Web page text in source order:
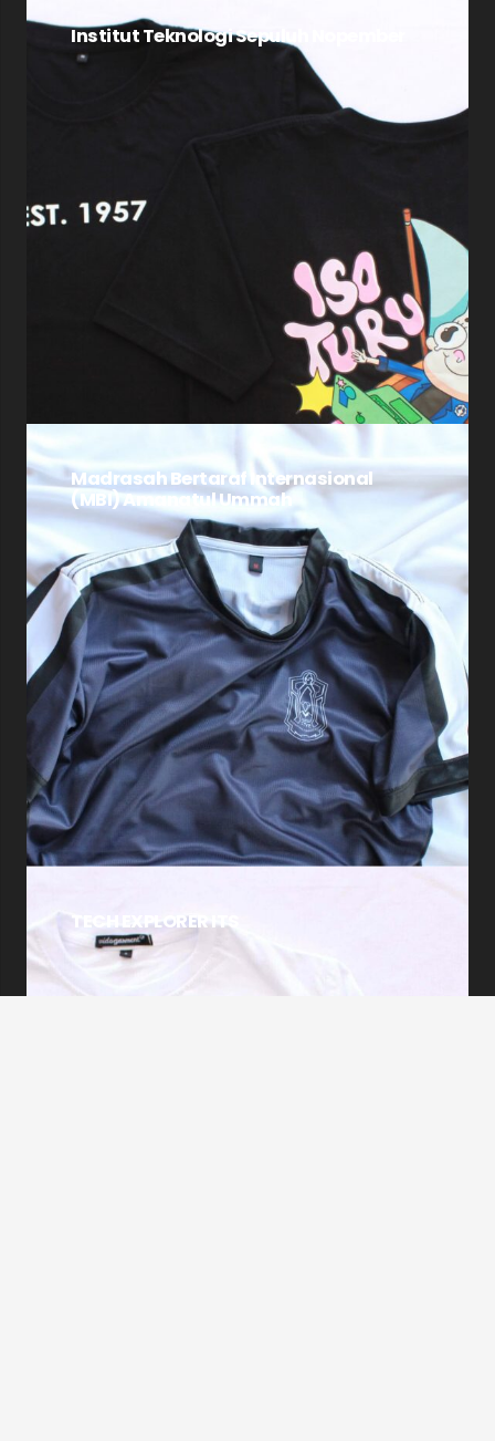
Institut Teknologi Sepuluh Nopember
Madrasah Bertaraf Internasional
(MBI) Amanatul Ummah
TECH EXPLORER ITS